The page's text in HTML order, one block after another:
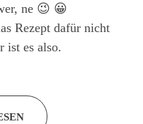
ne 😉 😀
Rezept dafür nicht
ist es also.